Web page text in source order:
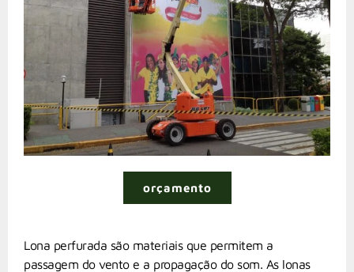
Lona perfurada são materiais que permitem a
passagem do vento e a propagação do som. As lonas
orçamento